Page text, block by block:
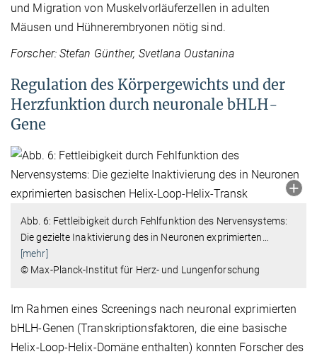
und Migration von Muskelvorläuferzellen in adulten
Mäusen und Hühnerembryonen nötig sind.
Forscher: Stefan Günther, Svetlana Oustanina
Regulation des Körpergewichts und der
Herzfunktion durch neuronale bHLH-
Gene
Abb. 6: Fettleibigkeit durch Fehlfunktion des Nervensystems:
Die gezielte Inaktivierung des in Neuronen exprimierten
[mehr]
© Max-Planck-Institut für Herz- und Lungenforschung
Im Rahmen eines Screenings nach neuronal exprimierten
bHLH-Genen (Transkriptionsfaktoren, die eine basische
Helix-Loop-Helix-Domäne enthalten) konnten Forscher des